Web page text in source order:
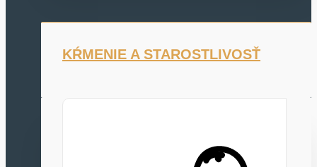
KŔMENIE A STAROSTLIVOSŤ